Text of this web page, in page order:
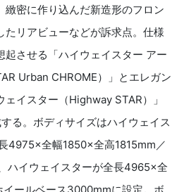
密に作り込んだ新造形のフロン
たリアビューなどが訴求点。仕様
起させる「ハイウェイスター アー
Urban CHROME）」とエレガン
ェイスター（Highway STAR）」
る。ボディサイズはハイウェイス
4975×全幅1850×全高1815mm／
ハイウェイスターが全長4965×全